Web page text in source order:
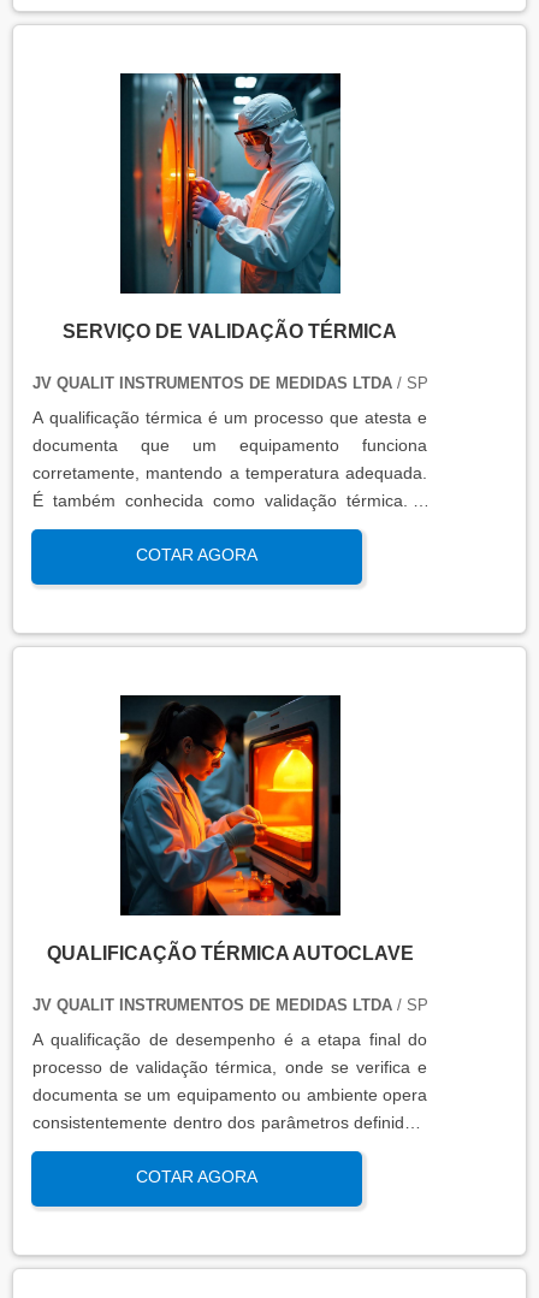
SERVIÇO DE VALIDAÇÃO TÉRMICA
JV QUALIT INSTRUMENTOS DE MEDIDAS LTDA/ SP
A qualificação térmica é um processo que atesta e
documenta que um equipamento funciona
corretamente, mantendo a temperatura adequada.
É também conhecida como validação térmica. A
qualificação térmica é importante para garantir a
qualidade e eficiência de equipamentos que
precisam de controle de temperatura. É aplicada a
produtos, como autoclaves, estufas, câmaras frias,
qualificação térmica é apresentado em um relatório
técnico que contém informações como gráficos,
certificados de calibração e a conclusão das
condições funcionais.
COTAR AGORA
QUALIFICAÇÃO TÉRMICA AUTOCLAVE
JV QUALIT INSTRUMENTOS DE MEDIDAS LTDA/ SP
A qualificação de desempenho é a etapa final do
processo de validação térmica, onde se verifica e
documenta se um equipamento ou ambiente opera
consistentemente dentro dos parâmetros definidos,
sob condições reais de uso. Esta qualificação
assegura que os processos atendem aos requisitos
regulatórios e de qualidade, garantindo segurança
COTAR AGORA